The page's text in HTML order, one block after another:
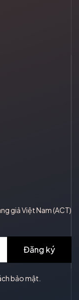
giả Việt Nam (ACT)
Đăng ký
bảo mật.